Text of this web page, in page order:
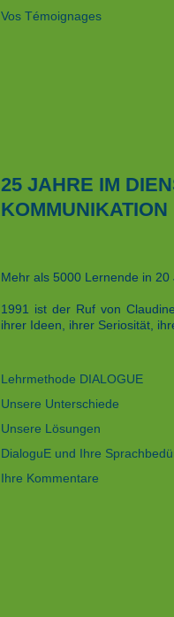
Vos Témoignages
25 JAHRE IM
KOMMUNIKATION
Mehr als 5000 Lernende in
1991 ist der Ruf von
ihrer Ideen, ihrer Seriosität,
Lehrmethode DIALOGUE
Unsere Unterschiede
Unsere Lösungen
DialoguE und Ihre
Ihre Kommentare